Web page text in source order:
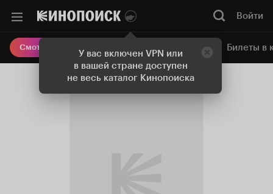
У вас включен VPN или
в вашей стране доступен
не весь каталог Кинопоиска
Войти
Смотреть кино Онлайн-кинотеатр Билеты в